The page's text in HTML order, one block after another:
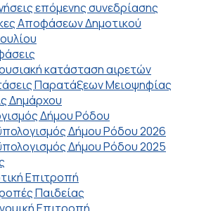
επόμενης συνεδρίασης
Αποφάσεων Δημοτικού
κατάσταση αιρετών
Παρατάξεων Μειοψηφίας
Δημάρχου
Δήμου Ρόδου
Δήμου Ρόδου 2026
Δήμου Ρόδου 2025
Επιτροπή
Παιδείας